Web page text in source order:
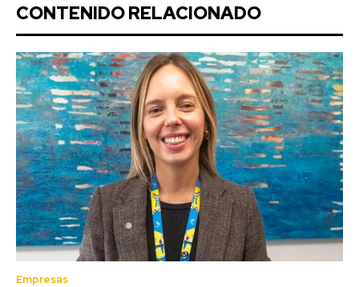
CONTENIDO RELACIONADO
Empresas